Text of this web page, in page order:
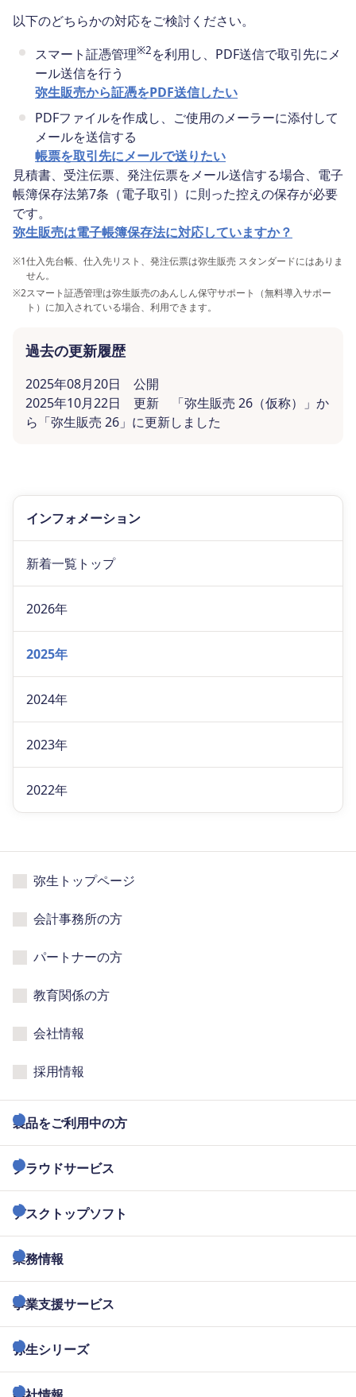
以下のどちらかの対応をご検討ください。
スマート証憑管理※2を利用し、PDF送信で取引先にメ
ール送信を行う
弥生販売から証憑をPDF送信したい
PDFファイルを作成し、ご使用のメーラーに添付して
メールを送信する
帳票を取引先にメールで送りたい
見積書、受注伝票、発注伝票をメール送信する場合、電子
帳簿保存法第7条（電子取引）に則った控えの保存が必要
です。
弥生販売は電子帳簿保存法に対応していますか？
※1仕入先台帳、仕入先リスト、発注伝票は弥生販売 スタンダードにはありま
せん。
※2スマート証憑管理は弥生販売のあんしん保守サポート（無料導入サポー
ト）に加入されている場合、利用できます。
過去の更新履歴
2025年08月20日 公開
2025年10月22日 更新 「弥生販売 26（仮称）」か
ら「弥生販売 26」に更新しました
インフォメーション
新着一覧トップ
2026年
2025年
2024年
2023年
2022年
弥生トップページ
会計事務所の方
パートナーの方
教育関係の方
会社情報
採用情報
製品をご利用中の方
クラウドサービス
デスクトップソフト
業務情報
事業支援サービス
弥生シリーズ